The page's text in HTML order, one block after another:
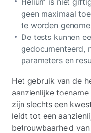
geen maximaal
te worden
De tests kunnen
gedocumenteerd,
parameters en
Het gebruik van de
aanzienlijke
zijn slechts een
leidt tot een
betrouwbaarheid